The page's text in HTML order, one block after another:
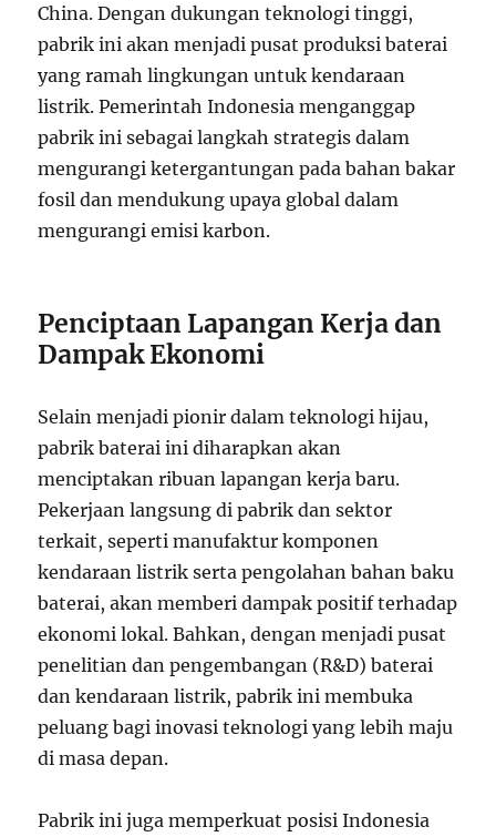
China. Dengan dukungan teknologi tinggi,
pabrik ini akan menjadi pusat produksi baterai
yang ramah lingkungan untuk kendaraan
listrik. Pemerintah Indonesia menganggap
pabrik ini sebagai langkah strategis dalam
mengurangi ketergantungan pada bahan bakar
fosil dan mendukung upaya global dalam
mengurangi emisi karbon.
Penciptaan Lapangan Kerja dan
Dampak Ekonomi
Selain menjadi pionir dalam teknologi hijau,
pabrik baterai ini diharapkan akan
menciptakan ribuan lapangan kerja baru.
Pekerjaan langsung di pabrik dan sektor
terkait, seperti manufaktur komponen
kendaraan listrik serta pengolahan bahan baku
baterai, akan memberi dampak positif terhadap
ekonomi lokal. Bahkan, dengan menjadi pusat
penelitian dan pengembangan (R&D) baterai
dan kendaraan listrik, pabrik ini membuka
peluang bagi inovasi teknologi yang lebih maju
di masa depan.
Pabrik ini juga memperkuat posisi Indonesia